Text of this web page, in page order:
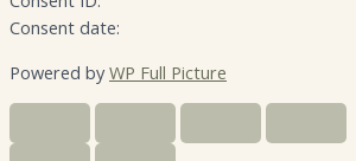
Consent date:
Powered by WP Full Picture